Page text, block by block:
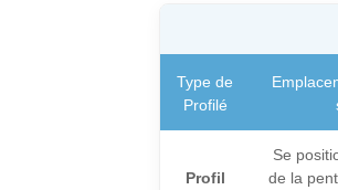
Type de
Profilé
Profil
Se
de la